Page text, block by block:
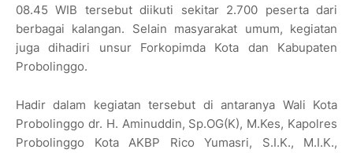
08.45 WIB tersebut diikuti sekitar 2.700 peserta dari
berbagai kalangan. Selain masyarakat umum, kegiatan
juga dihadiri unsur Forkopimda Kota dan Kabupaten
Probolinggo.
Hadir dalam kegiatan tersebut di antaranya Wali Kota
Probolinggo dr. H. Aminuddin, Sp.OG(K), M.Kes, Kapolres
Probolinggo Kota AKBP Rico Yumasri, S.I.K., M.I.K.,